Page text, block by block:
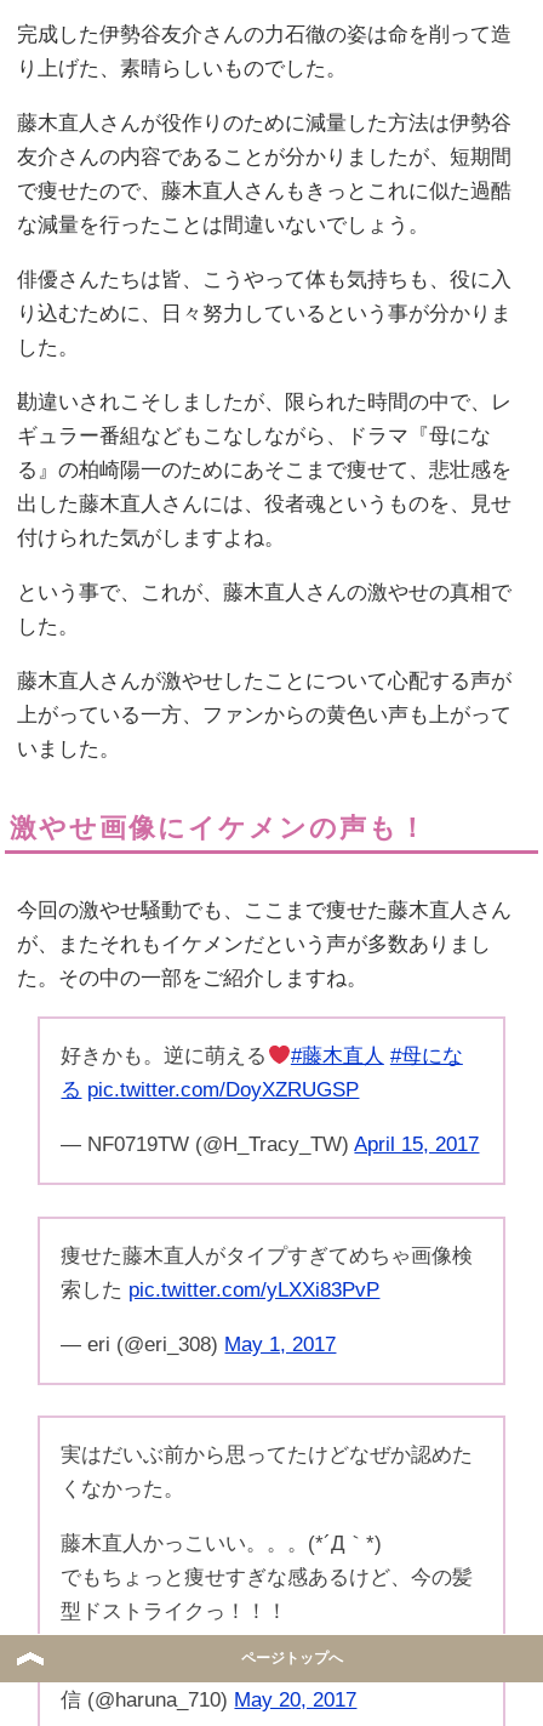
完成した伊勢谷友介さんの力石徹の姿は命を削って造
り上げた、素晴らしいものでした。
藤木直人さんが役作りのために減量した方法は伊勢谷
友介さんの内容であることが分かりましたが、短期間
で痩せたので、藤木直人さんもきっとこれに似た過酷
な減量を行ったことは間違いないでしょう。
俳優さんたちは皆、こうやって体も気持ちも、役に入
り込むために、日々努力しているという事が分かりま
した。
勘違いされこそしましたが、限られた時間の中で、レ
ギュラー番組などもこなしながら、ドラマ『母にな
る』の柏崎陽一のためにあそこまで痩せて、悲壮感を
出した藤木直人さんには、役者魂というものを、見せ
付けられた気がしますよね。
という事で、これが、藤木直人さんの激やせの真相で
した。
藤木直人さんが激やせしたことについて心配する声が
上がっている一方、ファンからの黄色い声も上がって
いました。
激やせ画像にイケメンの声も！
今回の激やせ騒動でも、ここまで痩せた藤木直人さん
が、またそれもイケメンだという声が多数ありまし
た。その中の一部をご紹介しますね。
好きかも。逆に萌える #藤木直人 #母にな
る pic.twitter.com/DoyXZRUGSP
— NF0719TW (@H_Tracy_TW)April 15, 2017
痩せた藤木直人がタイプすぎてめちゃ画像検
索した pic.twitter.com/yLXXi83PvP
— eri (@eri_308) May 1, 2017
実はだいぶ前から思ってたけどなぜか認めた
くなかった。
藤木直人かっこいい。。。(*´Д｀*)
でもちょっと痩せすぎな感あるけど、今の髪
型ドストライクっ！！！
— かわむらはるな@なっとうパラだいず！配
信 (@haruna_710) May 20, 2017
ページトップへ